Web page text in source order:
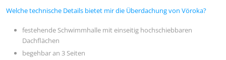
Welche technische Details bietet mir die Überdachung von Vöroka?
festehende Schwimmhalle mit einseitig hochschiebbaren
Dachflächen
begehbar an 3 Seiten